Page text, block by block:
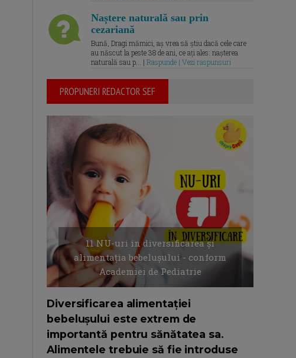
Naștere naturală sau prin
cezariană
Bună, Dragi mămici, aș vrea să știu dacă cele care
au născut la peste 38 de ani, ce ați ales: nașterea
naturală sau p... | Raspunde | Vezi raspunsuri
PROPUNERI REDACTOR SEF
11 NU-uri in diversificarea și
alimentația bebelușului - conform
Academiei de Pediatrie
Diversificarea alimentației
bebelușului este extrem de
importantă pentru sănătatea sa.
Alimentele trebuie să fie introduse